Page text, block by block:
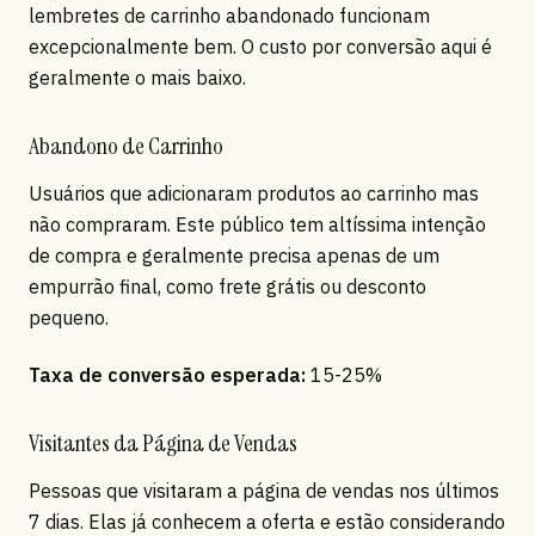
lembretes de carrinho abandonado funcionam
excepcionalmente bem. O custo por conversão aqui é
geralmente o mais baixo.
Abandono de Carrinho
Usuários que adicionaram produtos ao carrinho mas
não compraram. Este público tem altíssima intenção
de compra e geralmente precisa apenas de um
empurrão final, como frete grátis ou desconto
pequeno.
Taxa de conversão esperada: 15-25%
Visitantes da Página de Vendas
Pessoas que visitaram a página de vendas nos últimos
7 dias. Elas já conhecem a oferta e estão considerando